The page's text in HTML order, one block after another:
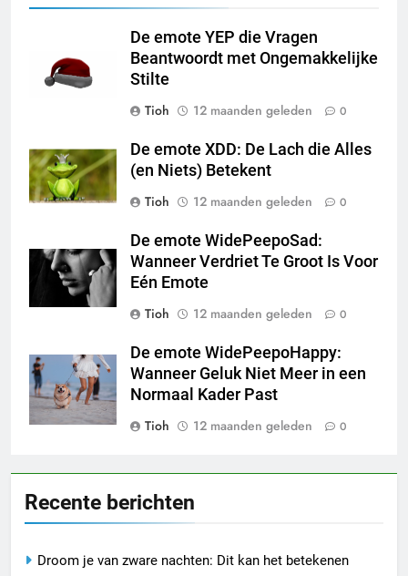
De emote YEP die Vragen
Beantwoordt met Ongemakkelijke
Stilte
Tioh
12 maanden geleden 0
De emote XDD: De Lach die Alles
(en Niets) Betekent
Tioh
12 maanden geleden 0
De emote WidePeepoSad:
Wanneer Verdriet Te Groot Is Voor
Eén Emote
Tioh
12 maanden geleden 0
De emote WidePeepoHappy:
Wanneer Geluk Niet Meer in een
Normaal Kader Past
Tioh
12 maanden geleden 0
Recente berichten
Droom je van zware nachten: Dit kan het betekenen